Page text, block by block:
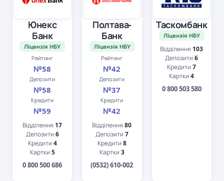
Юнекс
Банк
Ліцензія НБУ
Рейтинг
№58
Депозити
№58
Кредити
№59
Відділення 17
Депозити 6
Кредити 4
Картки 5
0 800 500 686
Полтава-
Банк
Ліцензія НБУ
Рейтинг
№42
Депозити
№37
Кредити
№42
Відділення80
Депозити 7
Кредити 8
Картки 3
(0532) 610-002
Таскомбанк
Ліцензія НБУ
Відділення 103
Депозити6
Кредити7
Картки4
0 800 503 580